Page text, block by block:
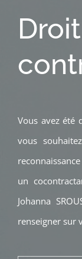
Vous avez été
vous
un
Johanna
renseigner sur